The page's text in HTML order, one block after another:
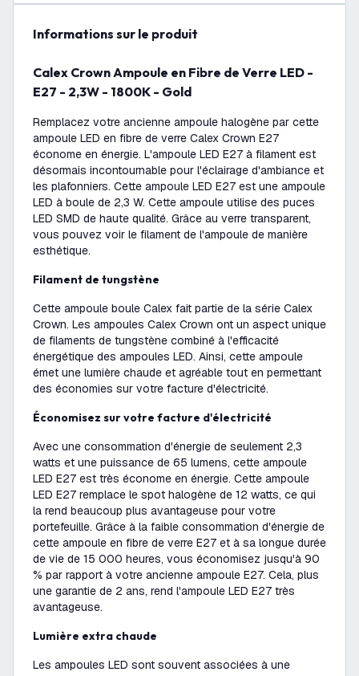
Informations sur le produit
Calex Crown Ampoule en Fibre de Verre LED -
E27 - 2,3W - 1800K - Gold
Remplacez votre ancienne ampoule halogène par cette
ampoule LED en fibre de verre Calex Crown E27
économe en énergie. L'ampoule LED E27 à filament est
désormais incontournable pour l'éclairage d'ambiance et
les plafonniers. Cette ampoule LED E27 est une ampoule
LED à boule de 2,3 W. Cette ampoule utilise des puces
LED SMD de haute qualité. Grâce au verre transparent,
vous pouvez voir le filament de l'ampoule de manière
esthétique.
Filament de tungstène
Cette ampoule boule Calex fait partie de la série Calex
Crown. Les ampoules Calex Crown ont un aspect unique
de filaments de tungstène combiné à l'efficacité
énergétique des ampoules LED. Ainsi, cette ampoule
émet une lumière chaude et agréable tout en permettant
des économies sur votre facture d'électricité.
Économisez sur votre facture d'électricité
Avec une consommation d'énergie de seulement 2,3
watts et une puissance de 65 lumens, cette ampoule
LED E27 est très économe en énergie. Cette ampoule
LED E27 remplace le spot halogène de 12 watts, ce qui
la rend beaucoup plus avantageuse pour votre
portefeuille. Grâce à la faible consommation d'énergie de
cette ampoule en fibre de verre E27 et à sa longue durée
de vie de 15 000 heures, vous économisez jusqu'à 90
% par rapport à votre ancienne ampoule E27. Cela, plus
une garantie de 2 ans, rend l'ampoule LED E27 très
avantageuse.
Lumière extra chaude
Les ampoules LED sont souvent associées à une